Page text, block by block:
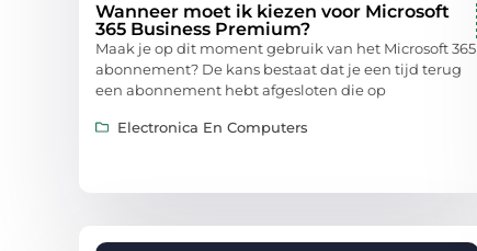
Wanneer moet ik kiezen voor Microsoft
365 Business Premium?
Maak je op dit moment gebruik van het Microsoft 365
abonnement? De kans bestaat dat je een tijd terug
een abonnement hebt afgesloten die op
Electronica En Computers